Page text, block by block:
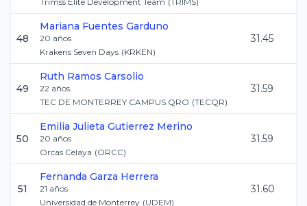
48
Mariana Fuentes Garduno
20 años
Krakens Seven Days (KRKEN)
31.45
49
Ruth Ramos Carsolio
22 años
TEC DE MONTERREY CAMPUS QRO (TECQR)
31.59
50
Emilia Julieta Gutierrez Merino
20 años
Orcas Celaya (ORCC)
31.59
51
Fernanda Garza Herrera
21 años
Universidad de Monterrey (UDEM)
31.60